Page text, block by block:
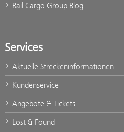
Rail Cargo Group Blog
Services
Aktuelle Streckeninformationen
Kundenservice
Angebote & Tickets
Lost & Found